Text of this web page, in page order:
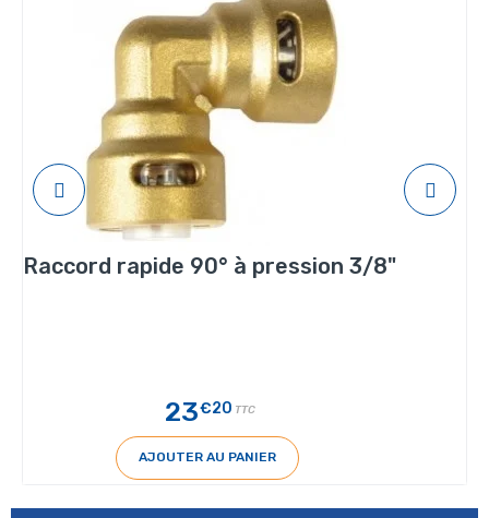
Raccord rapide 90° à pression 3/8"
23€20 TTC
AJOUTER AU PANIER